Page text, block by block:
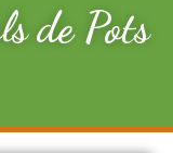
de Pots